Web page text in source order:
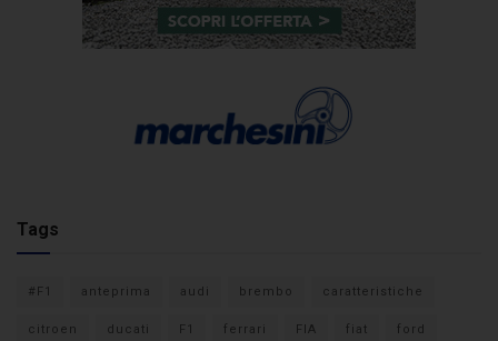
Tags
#F1 anteprima audi brembo caratteristiche
citroen ducati F1 ferrari FIA fiat ford